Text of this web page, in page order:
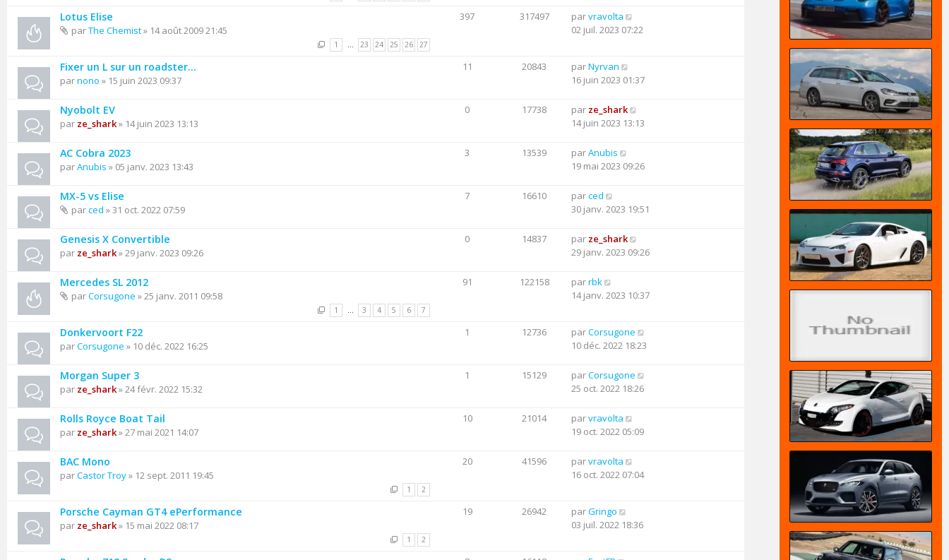
Lotus Elise
parThe Chemist» 14 août 2009 21:45
1 … 23 24 25 26 27
397 317497 parvravolta
02 juil. 2023 07:22
Fixer un L sur un roadster…
parnono » 15 juin 2023 09:37
11 20843 parNyrvan
16 juin 2023 01:37
Nyobolt EV
par ze_shark» 14 juin 2023 13:13
0 17738 par ze_shark
14 juin 2023 13:13
AC Cobra 2023
parAnubis » 05 janv. 2023 13:43
3 13539 parAnubis
19 mai 2023 09:26
MX-5 vs Elise
parced » 31 oct. 2022 07:59
7 16610 parced
30 janv. 2023 19:51
Genesis X Convertible
par ze_shark» 29 janv. 2023 09:26
0 14837 par ze_shark
29 janv. 2023 09:26
Mercedes SL 2012
parCorsugone » 25 janv. 2011 09:58
1 … 3 4 5 6 7
91 122158 parrbk
14 janv. 2023 10:37
Donkervoort F22
parCorsugone » 10 déc. 2022 16:25
1 12736 parCorsugone
10 déc. 2022 18:23
Morgan Super 3
par ze_shark» 24 févr. 2022 15:32
1 15129 parCorsugone
25 oct. 2022 18:26
Rolls Royce Boat Tail
par ze_shark» 27 mai 2021 14:07
10 21014 parvravolta
19 oct. 2022 05:09
BAC Mono
parCastor Troy» 12 sept. 2011 19:45
1 2
20 41596 parvravolta
16 oct. 2022 07:04
Porsche Cayman GT4 ePerformance
par ze_shark» 15 mai 2022 08:17
1 2
19 26942 parGringo
03 juil. 2022 18:36